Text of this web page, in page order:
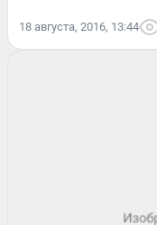
18 августа, 2016, 13:44